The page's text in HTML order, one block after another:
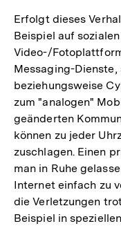
Erfolgt dieses
Beispiel auf
Video-/
Messaging-
beziehungsweise
zum "analogen"
geänderten
können zu jeder
zuschlagen. Einen
man in Ruhe
Internet einfach zu
die Verletzungen
Beispiel in